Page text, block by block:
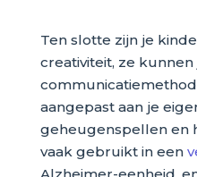
Ten slotte zijn je
creativiteit, ze
aangepast aan je
geheugenspellen en
vaak gebruikt in een